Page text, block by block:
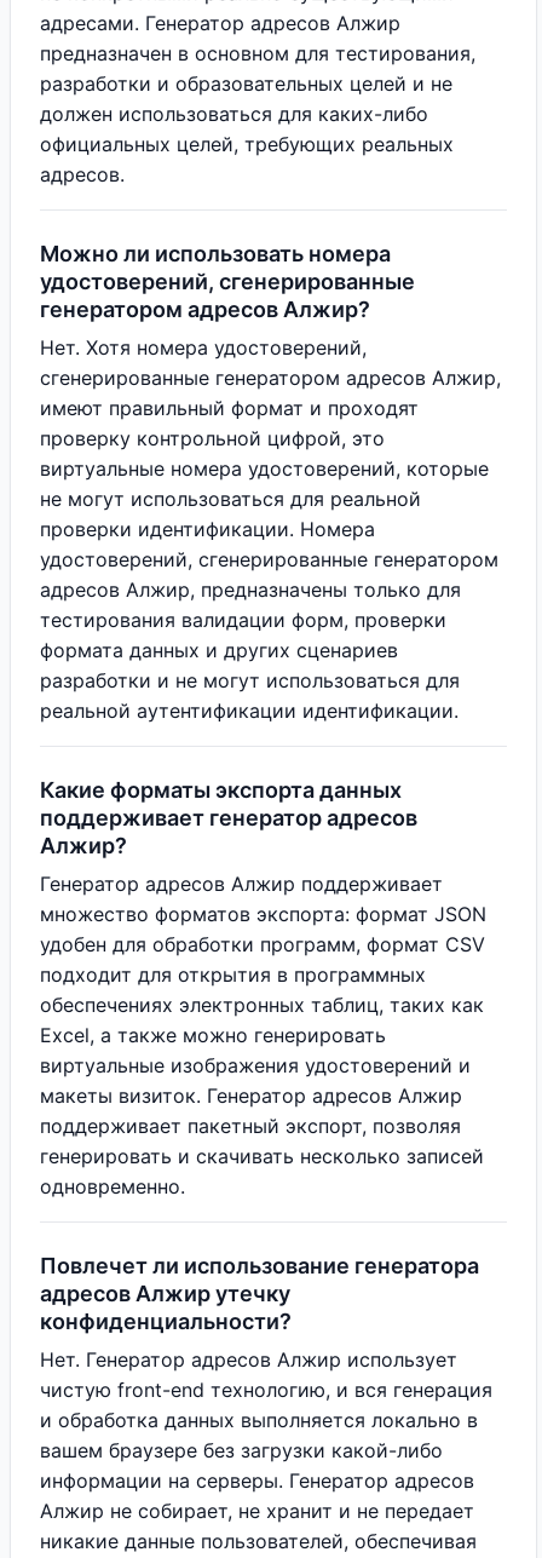
адресами. Генератор адресов Алжир
предназначен в основном для тестирования,
разработки и образовательных целей и не
должен использоваться для каких-либо
официальных целей, требующих реальных
адресов.
Можно ли использовать номера
удостоверений, сгенерированные
генератором адресов Алжир?
Нет. Хотя номера удостоверений,
сгенерированные генератором адресов Алжир,
имеют правильный формат и проходят
проверку контрольной цифрой, это
виртуальные номера удостоверений, которые
не могут использоваться для реальной
проверки идентификации. Номера
удостоверений, сгенерированные генератором
адресов Алжир, предназначены только для
тестирования валидации форм, проверки
формата данных и других сценариев
разработки и не могут использоваться для
реальной аутентификации идентификации.
Какие форматы экспорта данных
поддерживает генератор адресов
Алжир?
Генератор адресов Алжир поддерживает
множество форматов экспорта: формат JSON
удобен для обработки программ, формат CSV
подходит для открытия в программных
обеспечениях электронных таблиц, таких как
Excel, а также можно генерировать
виртуальные изображения удостоверений и
макеты визиток. Генератор адресов Алжир
поддерживает пакетный экспорт, позволяя
генерировать и скачивать несколько записей
одновременно.
Повлечет ли использование генератора
адресов Алжир утечку
конфиденциальности?
Нет. Генератор адресов Алжир использует
чистую front-end технологию, и вся генерация
и обработка данных выполняется локально в
вашем браузере без загрузки какой-либо
информации на серверы. Генератор адресов
Алжир не собирает, не хранит и не передает
никакие данные пользователей, обеспечивая